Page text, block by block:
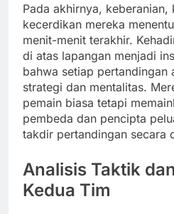
Pada akhirnya, keberanian,
kecerdikan mereka
menit-menit terakhir.
di atas lapangan menjadi
bahwa setiap pertandingan
strategi dan mentalitas.
pemain biasa tetapi
pembeda dan pencipta
takdir pertandingan secara
Analisis Taktik
Kedua Tim